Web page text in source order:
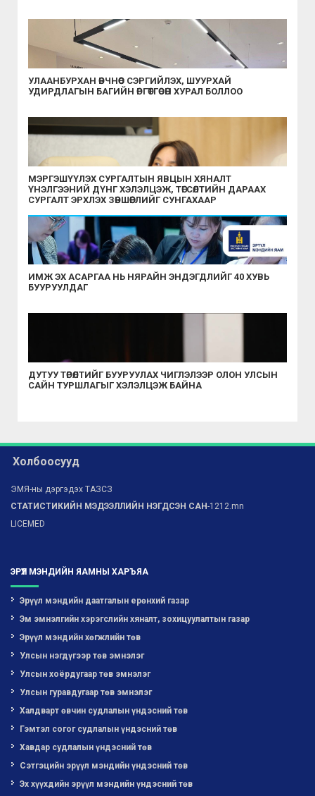
УЛААНБУРХАН ӨВЧНӨӨС СЭРГИЙЛЭХ, ШУУРХАЙ
УДИРДЛАГЫН БАГИЙН ӨРГӨТГӨСӨН ХУРАЛ БОЛЛОО
МЭРГЭШҮҮЛЭХ СУРГАЛТЫН ЯВЦЫН ХЯНАЛТ
ҮНЭЛГЭЭНИЙ ДҮНГ ХЭЛЭЛЦЭЖ, ТӨГСӨЛТИЙН ДАРААХ
СУРГАЛТ ЭРХЛЭХ ЗӨВШӨӨРЛИЙГ СУНГАХААР
ИМЖ ЭХ АСАРГАА НЬ НЯРАЙН ЭНДЭГДЛИЙГ 40 ХУВЬ
БУУРУУЛДАГ
ДУТУУ ТӨРӨЛТИЙГ БУУРУУЛАХ ЧИГЛЭЛЭЭР ОЛОН УЛСЫН
САЙН ТУРШЛАГЫГ ХЭЛЭЛЦЭЖ БАЙНА
Холбоосууд
ЭМЯ-ны дэргэдэх ТАЗСЗ
СТАТИСТИКИЙН МЭДЭЭЛЛИЙН НЭГДСЭН САН-1212.mn
LICEMED
ЭРҮҮЛ МЭНДИЙН ЯАМНЫ ХАРЪЯА
Эрүүл мэндийн даатгалын ерөнхий газар
Эм эмнэлгийн хэрэгслийн хяналт, зохицуулалтын газар
Эрүүл мэндийн хөгжлийн төв
Улсын нэгдүгээр төв эмнэлэг
Улсын хоёрдугаар төв эмнэлэг
Улсын гуравдугаар төв эмнэлэг
Халдварт өвчин судлалын үндэсний төв
Гэмтэл согог судлалын үндэсний төв
Хавдар судлалын үндэсний төв
Сэтгэцийн эрүүл мэндийн үндэсний төв
Эх хүүхдийн эрүүл мэндийн үндэсний төв